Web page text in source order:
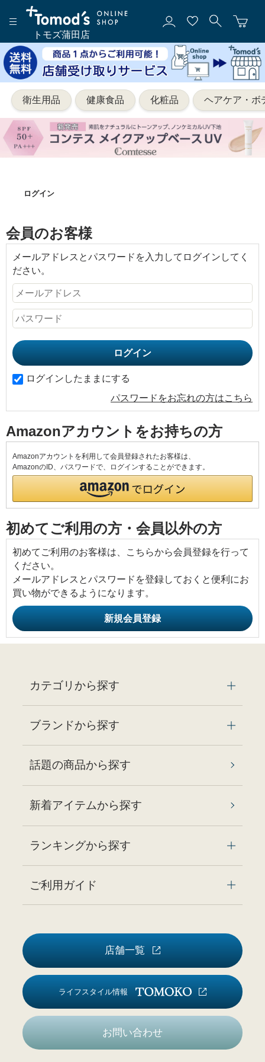
トモズ蒲田店
衛生用品 健康食品 化粧品 ヘアケア・ボ
ログイン
会員のお客様
メールアドレスとパスワードを入力してログインしてく
ださい。
ログインしたままにする
パスワードをお忘れの方はこちら
Amazonアカウントをお持ちの方
Amazonアカウントを利用して会員登録されたお客様は、
AmazonのID、パスワードで、ログインすることができます。
初めてご利用の方・会員以外の方
初めてご利用のお客様は、こちらから会員登録を行って
ください。
メールアドレスとパスワードを登録しておくと便利にお
買い物ができるようになります。
カテゴリから探す
ブランドから探す
話題の商品から探す
新着アイテムから探す
ランキングから探す
ご利用ガイド
店舗一覧
ライフスタイル情報
お問い合わせ